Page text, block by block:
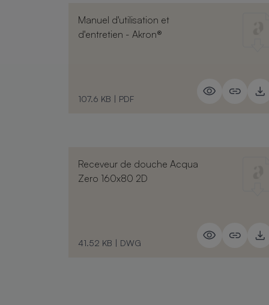
Manuel d'utilisation et
d'entretien - Akron®
107.6 KB | PDF
Receveur de douche Acqua
Zero 160x80 2D
41.52 KB | DWG